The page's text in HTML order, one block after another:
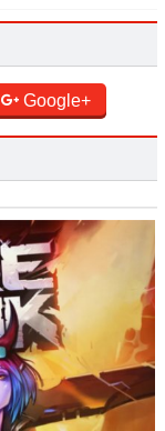
Google+